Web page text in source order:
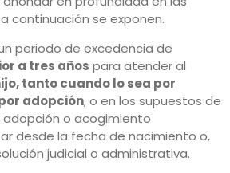
continuación se exponen.
periodo de excedencia de
a tres años para atender al
tanto cuando lo sea por
adopción, o en los supuestos de
o acogimiento
desde la fecha de nacimiento o,
judicial o administrativa.